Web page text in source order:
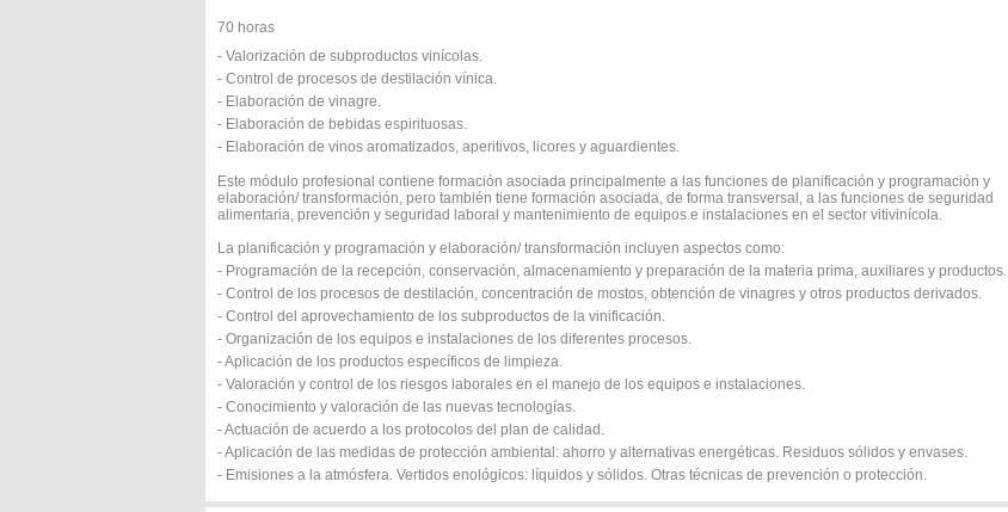
70 horas
- Valorización de subproductos vinícolas.
- Control de procesos de destilación vínica.
- Elaboración de vinagre.
- Elaboración de bebidas espirituosas.
- Elaboración de vinos aromatizados, aperitivos, licores y aguardientes.
Este módulo profesional contiene formación asociada principalmente a las funciones de planificación y programación y
elaboración/ transformación, pero también tiene formación asociada, de forma transversal, a las funciones de seguridad
alimentaria, prevención y seguridad laboral y mantenimiento de equipos e instalaciones en el sector vitivinícola.
La planificación y programación y elaboración/ transformación incluyen aspectos como:
- Programación de la recepción, conservación, almacenamiento y preparación de la materia prima, auxiliares y productos.
- Control de los procesos de destilación, concentración de mostos, obtención de vinagres y otros productos derivados.
- Control del aprovechamiento de los subproductos de la vinificación.
- Organización de los equipos e instalaciones de los diferentes procesos.
- Aplicación de los productos específicos de limpieza.
- Valoración y control de los riesgos laborales en el manejo de los equipos e instalaciones.
- Conocimiento y valoración de las nuevas tecnologías.
- Actuación de acuerdo a los protocolos del plan de calidad.
- Aplicación de las medidas de protección ambiental: ahorro y alternativas energéticas. Residuos sólidos y envases.
- Emisiones a la atmósfera. Vertidos enológicos: líquidos y sólidos. Otras técnicas de prevención o protección.